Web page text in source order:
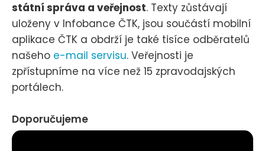
státní správa a veřejnost. Texty zůstávají
uloženy v Infobance ČTK, jsou součástí mobilní
aplikace ČTK a obdrží je také tisíce odběratelů
našeho e-mail servisu. Veřejnosti je
zpřístupníme na více než 15 zpravodajských
portálech.
Doporučujeme